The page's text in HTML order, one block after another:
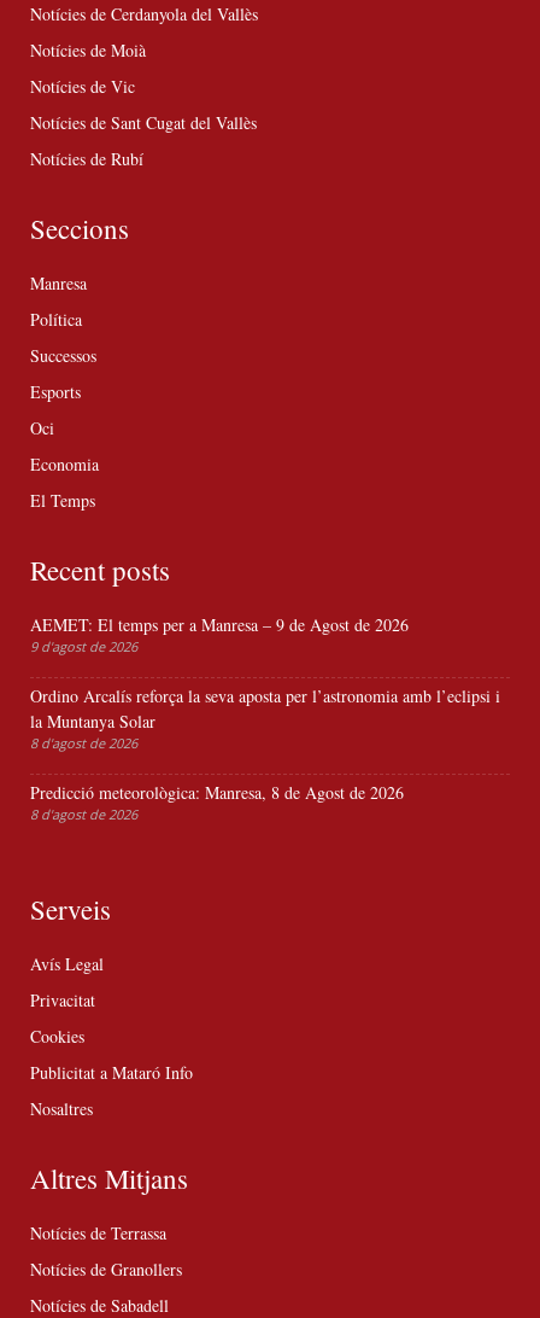
Notícies de Cerdanyola del Vallès
Notícies de Moià
Notícies de Vic
Notícies de Sant Cugat del Vallès
Notícies de Rubí
Seccions
Manresa
Política
Successos
Esports
Oci
Economia
El Temps
Recent posts
AEMET: El temps per a Manresa – 9 de Agost de 2026
9 d'agost de 2026
Ordino Arcalís reforça la seva aposta per l’astronomia amb l’eclipsi i
la Muntanya Solar
8 d'agost de 2026
Predicció meteorològica: Manresa, 8 de Agost de 2026
8 d'agost de 2026
Serveis
Avís Legal
Privacitat
Cookies
Publicitat a Mataró Info
Nosaltres
Altres Mitjans
Notícies de Terrassa
Notícies de Granollers
Notícies de Sabadell